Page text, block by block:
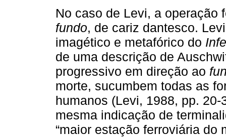
No caso de Levi, a
fundo, de cariz dantesco.
imagético e metafórico do
de uma descrição de
progressivo em direção ao
morte, sucumbem todas as
humanos (Levi, 1988, pp.
mesma indicação de
“maior estação ferroviária do